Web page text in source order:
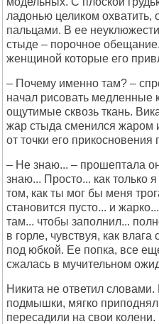
ладонью целиком охватить,
пальцами. В ее
стыде – порочное
женщиной которые его
– Почему именно там? –
начал рисовать медленные
ощутимые сквозь ткань.
жар стыда сменился жаром
от точки его прикосновения
– Не знаю... – прошептала
знаю... Просто... как только
том, как ты мог бы меня
становится пусто... и
там... чтобы заполнил...
в горле, чувствуя, как
под юбкой. Ее попка, все
сжалась в мучительном
Никита не ответил словами.
подмышки, мягко
пересадили на свои колени.